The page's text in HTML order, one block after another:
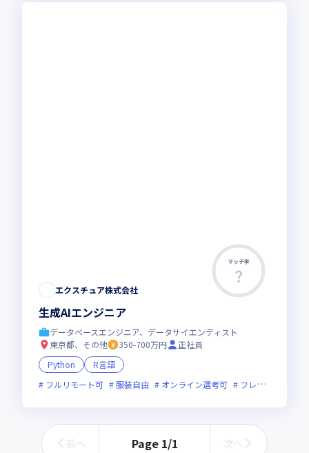
マッチ率
エクスチュア株式会社
生成AIエンジニア
データベースエンジニア、データサイエンティスト
東京都、その他
350-700万円
正社員
Python
R言語
フルリモート可
服装自由 オンライン選考可 フレックス制度あり
前へ Page 1/1 次へ